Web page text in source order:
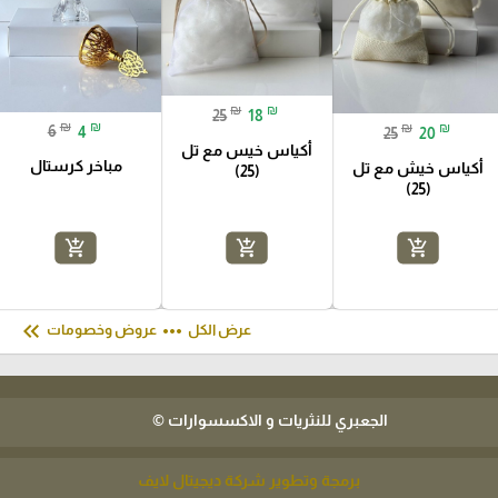
25 ₪ 20 ₪
أكياس خيش مع تل
(25)
add_shopping_cart
25 ₪ 18 ₪
أكياس خيس مع تل
(25)
add_shopping_cart
6 ₪ 4 ₪
مباخر كرستال
add_shopping_cart
عرض الكل more_horiz عروض وخصومات keyboard_double_arrow_left
الجعبري للنثريات و الاكسسوارات ©
برمجة وتطوير شركة ديجيتال لايف